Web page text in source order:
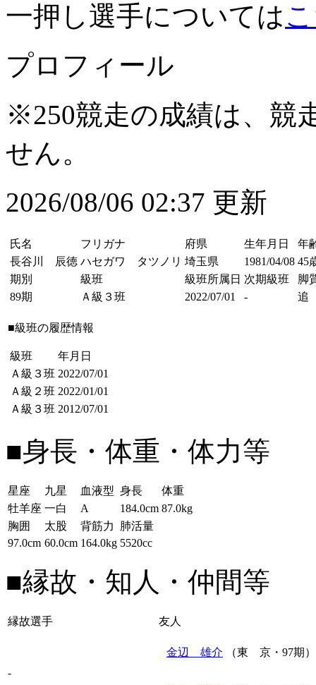
一押し選手については
プロフィール
※250競走の成績は、競
せん。
2026/08/06 02:37 更新
氏名 フリガナ 府県 生年月日
年
長谷川 辰徳 ハセガワ タツノリ 埼玉県 1981/04/08 45
期別
級班 級班所属日 次期級班
脚
89期
Ａ級３班 2022/07/01 - 追
■級班の履歴情報
級班
年月日
Ａ級３班 2022/07/01
Ａ級２班 2022/01/01
Ａ級３班 2012/07/01
■身長・体重・体力等
星座 九星 血液型 身長
体重
牡羊座 一白 A 184.0cm 87.0kg
胸囲
太股 背筋力
肺活量
97.0cm 60.0cm 164.0kg 5520cc
■縁故・知人・仲間等
縁故選手 友人
-
金辺 雄介 （東 京・97期）